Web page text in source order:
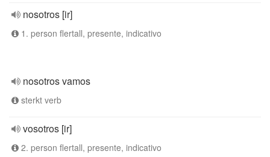
nosotros [ir]
1. person flertall, presente, indicativo
nosotros vamos
sterkt verb
vosotros [ir]
2. person flertall, presente, indicativo